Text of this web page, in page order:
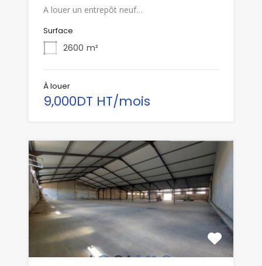
A louer un entrepôt neuf…
Surface
2600 m²
À louer
9,000DT HT/mois